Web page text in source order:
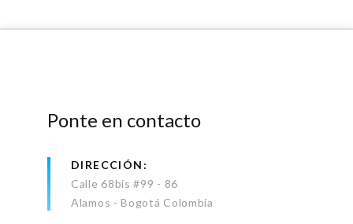
Ponte en contacto
DIRECCIÓN
Calle 68bis #99 - 86
Alamos - Bogotá Colombia